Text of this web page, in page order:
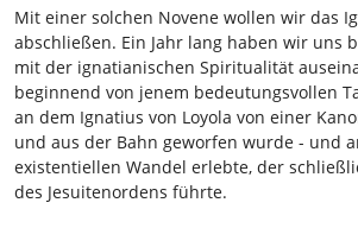
Mit einer solchen Novene wollen wir das
abschließen. Ein Jahr lang haben wir uns
mit der ignatianischen Spiritualität
beginnend von jenem bedeutungsvollen
an dem Ignatius von Loyola von einer
und aus der Bahn geworfen wurde - und
existentiellen Wandel erlebte, der
des Jesuitenordens führte.